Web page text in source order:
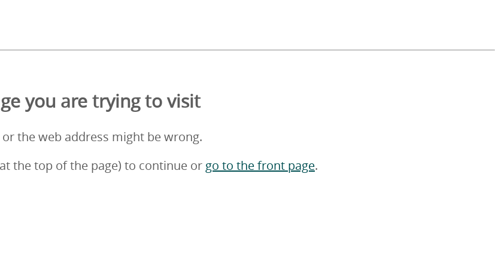
you are trying to visit
the web address might be wrong.
the top of the page) to continue or go to the front page.